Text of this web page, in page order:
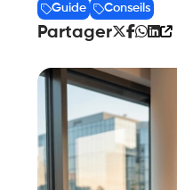
Guide Conseils
Partager